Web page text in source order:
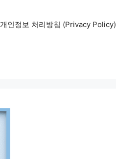
개인정보 처리방침 (Privacy Policy)